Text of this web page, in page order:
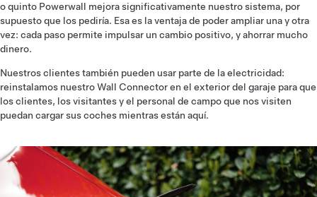
o quinto Powerwall mejora significativamente nuestro sistema, por
supuesto que los pediría. Esa es la ventaja de poder ampliar una y otra
vez: cada paso permite impulsar un cambio positivo, y ahorrar mucho
dinero.
Nuestros clientes también pueden usar parte de la electricidad:
reinstalamos nuestro Wall Connector en el exterior del garaje para que
los clientes, los visitantes y el personal de campo que nos visiten
puedan cargar sus coches mientras están aquí.